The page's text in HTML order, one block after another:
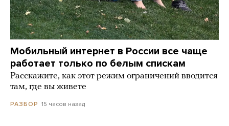
Мобильный интернет в России все чаще
работает только по белым спискам
Расскажите, как этот режим ограничений вводится
там, где вы живете
РАЗБОР 15 часов назад